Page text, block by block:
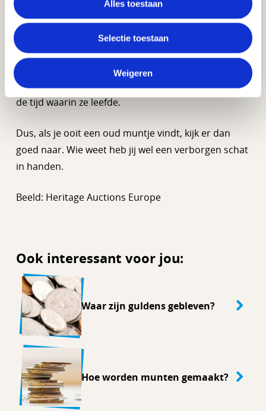
Alles toestaan
Selectie toestaan
Weigeren
De koper van het kwartje wil anoniem blijven, maar
hij of zij heeft nu een heel bijzonder stukje
geschiedenis in handen. Het is niet alleen een munt,
maar ook een verhaal over koningin Wilhelmina en
de tijd waarin ze leefde.
Dus, als je ooit een oud muntje vindt, kijk er dan
goed naar. Wie weet heb jij wel een verborgen schat
in handen.
Beeld: Heritage Auctions Europe
Ook interessant voor jou:
Waar zijn guldens gebleven?
Hoe worden munten gemaakt?